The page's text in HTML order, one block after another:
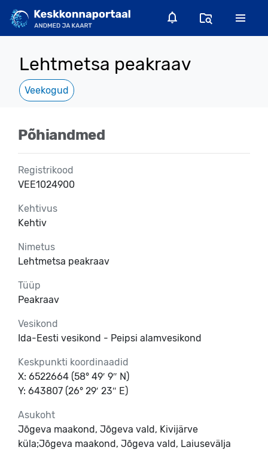
Lehtmetsa peakraav
Veekogud
Põhiandmed
Registrikood
VEE1024900
Kehtivus
Kehtiv
Nimetus
Lehtmetsa peakraav
Tüüp
Peakraav
Vesikond
Ida-Eesti vesikond - Peipsi alamvesikond
Keskpunkti koordinaadid
X: 6522664 (58° 49′ 9″ N)
Y: 643807 (26° 29′ 23″ E)
Asukoht
Jõgeva maakond, Jõgeva vald, Kivijärve
küla;Jõgeva maakond, Jõgeva vald, Laiusevälja